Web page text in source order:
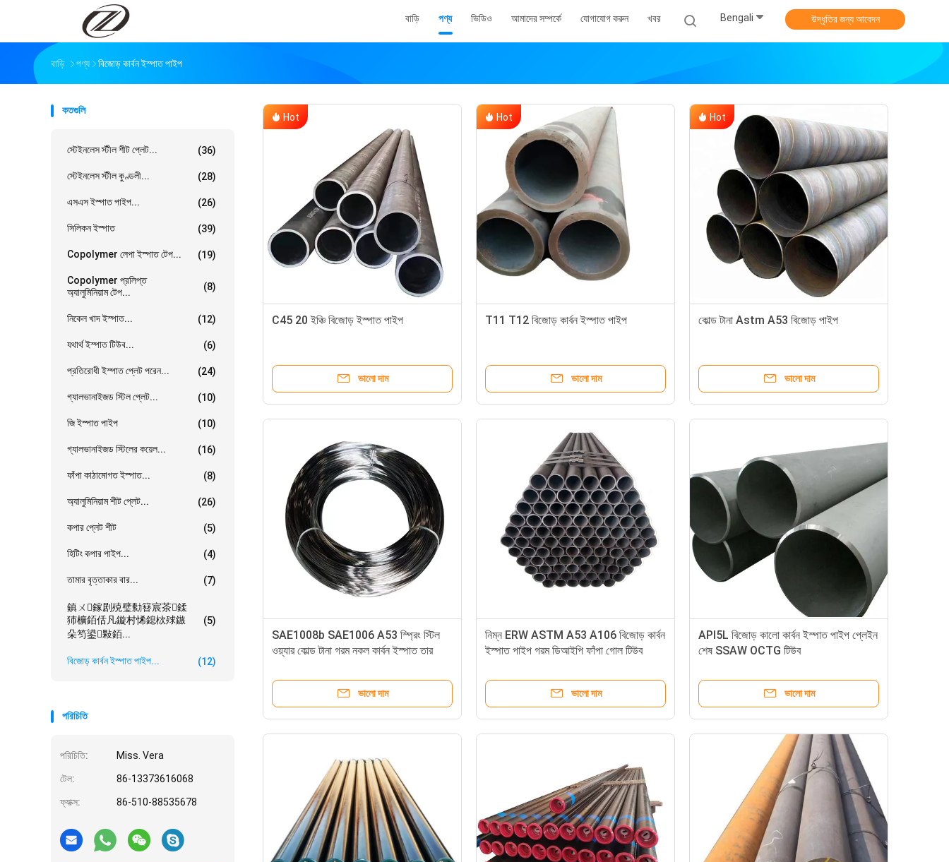
বাড়ি পণ্য ভিডিও আমাদের সম্পর্কে যোগাযোগ করুন খবর Bengali উদ্ধৃতির জন্য আবেদন
বাড়ি পণ্য বিজোড় কার্বন ইস্পাত পাইপ
কতগুলি
স্টেইনলেস স্টীল শীট প্লেট... (36)
স্টেইনলেস স্টীল কুণ্ডলী... (28)
এসএস ইস্পাত পাইপ... (26)
সিলিকন ইস্পাত (39)
Copolymer লেপা ইস্পাত টেপ... (19)
Copolymer প্রলিপ্ত
অ্যালুমিনিয়াম টেপ...
(8)
নিকেল খাদ ইস্পাত... (12)
যথার্থ ইস্পাত টিউব... (6)
প্রতিরোধী ইস্পাত প্লেট পরেন... (24)
গ্যালভানাইজড স্টিল প্লেট... (10)
জি ইস্পাত পাইপ (10)
গ্যালভানাইজড স্টিলের কয়েল... (16)
ফাঁপা কাঠামোগত ইস্পাত... (8)
অ্যালুমিনিয়াম শীট প্লেট... (26)
কপার প্লেট শীট (5)
হিটিং কপার পাইপ... (4)
তামার বৃত্তাকার বার... (7)
鎮ㄨ鎵剧殑璧勬簮宸茶鍒
犻櫎銆佸凡鏇村悕鎴栨殏鏃
朵笉鍙敤銆...
(5)
বিজোড় কার্বন ইস্পাত পাইপ... (12)
পরিচিতি
পরিচিতি: Miss. Vera
টেল: 86-13373616068
ফ্যাক্স: 86-510-88535678
Hot
C45 20 ইঞ্চি বিজোড় ইস্পাত পাইপ
ভালো দাম
Hot
T11 T12 বিজোড় কার্বন ইস্পাত পাইপ
ভালো দাম
Hot
কোল্ড টানা Astm A53 বিজোড় পাইপ
ভালো দাম
SAE1008b SAE1006 A53 স্প্রিং স্টিল
ওয়্যার কোল্ড টানা গরম নকল কার্বন ইস্পাত তার
ভালো দাম
নিম্ন ERW ASTM A53 A106 বিজোড় কার্বন
ইস্পাত পাইপ গরম ডিআইপি ফাঁপা গোল টিউব
ভালো দাম
API5L বিজোড় কালো কার্বন ইস্পাত পাইপ প্লেইন
শেষ SSAW OCTG টিউব
ভালো দাম